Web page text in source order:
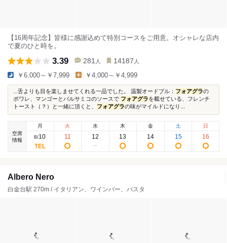
【16周年記念】皆様に感謝込めて特別コースをご用意。オシャレな店内
で夏のひと時を。
3.39 281 人 14187 人
￥6,000～￥7,999 ￥4,000～￥4,999
...舌よりも目を楽しませてくれる一品でした。 温製オードブル： フォアグラの
ポワレ、マンゴーとバルサミコのソースで フォアグラを載せている、フレンチ
トースト（？）と一緒に頂くと、 フォアグラの味がマイルドになり...
空席
情報
月
8/10
火
11
水
12
木
13
金
14
土
15
日
16
Albero Nero
白金台駅 270m / イタリアン、ワインバー、パスタ